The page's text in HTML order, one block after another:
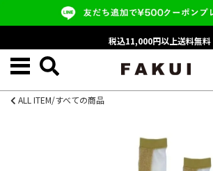
税込11,000円以上送料無料
ALL ITEM/すべての商品